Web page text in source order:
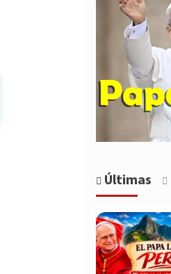
Últimas